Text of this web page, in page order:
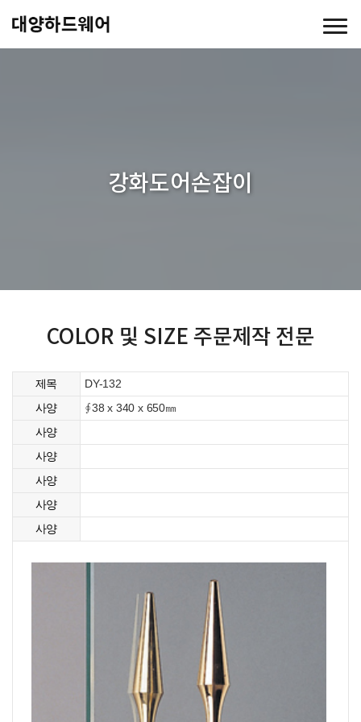
강화도어손잡이
COLOR 및 SIZE 주문제작 전문
제목 DY-132
사양 ∮38 x 340 x 650㎜
사양
사양
사양
사양
사양